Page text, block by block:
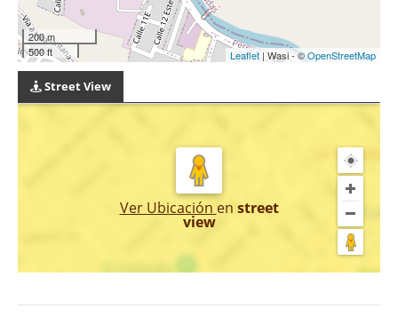
200 m
500 ft
Leaflet| Wasi - ©OpenStreetMap
Street View
Ver Ubicación en street
view